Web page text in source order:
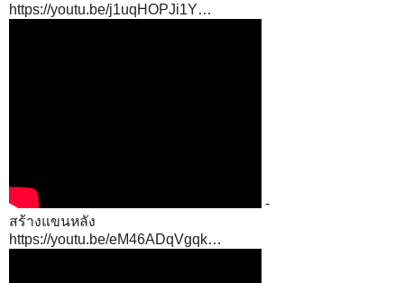
https://youtu.be/j1uqHOPJi1Y…
-
สร้างแขนหลัง
https://youtu.be/eM46ADqVgqk…